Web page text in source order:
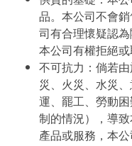
品。本公司不會
司有合理懷疑認
本公司有權拒絕或
不可抗力：倘若
災、火災、水災
運、罷工、勞動
制的情況），導
產品或服務，本